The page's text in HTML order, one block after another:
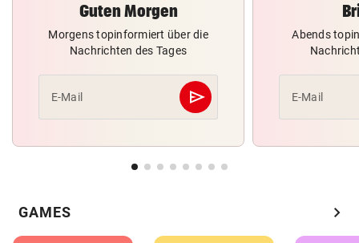
Guten Morgen
Morgens topinformiert über die
Nachrichten des Tages
E-Mail send
Abschicken
Abends
E-Mail
GAMES chevron_right